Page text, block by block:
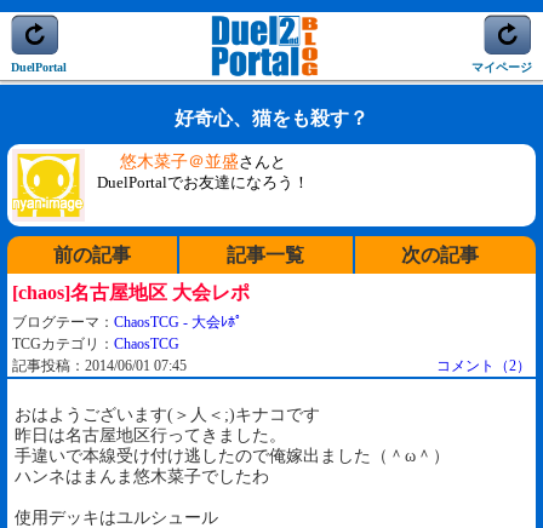
DuelPortal マイページ
好奇心、猫をも殺す？
悠木菜子＠並盛さんと
DuelPortalでお友達になろう！
前の記事 記事一覧
次の記事
[chaos]名古屋地区 大会レポ
ブログテーマ： ChaosTCG - 大会ﾚﾎﾟ
TCGカテゴリ： ChaosTCG
記事投稿：2014/06/01 07:45
コメント（2）
おはようございます(＞人＜;)キナコです
昨日は名古屋地区行ってきました。
手違いで本線受け付け逃したので俺嫁出ました（＾ω＾）
ハンネはまんま悠木菜子でしたわ
使用デッキはユルシュール